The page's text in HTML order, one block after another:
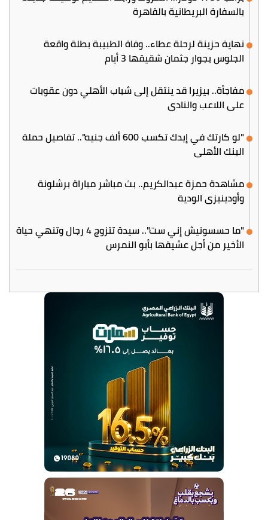
بالسفارة البريطانية بالقاهرة
نهاية حزينة لرحلة عطاء.. وفاة الطبيبة بطلة واقعة
الجلوس بجوار جثمان شقيقها 3 أيام
مفاجأة.. بيزيرا قد ينتقل إلى شباب الأهلي دون عقوبات
على اللاعب والنادي
"لو كارتك في إيدك تكسب 600 ألف جنيه".. تفاصيل حملة
البنك الأهلي
مشاهدة حمزة عبدالكريم.. بث مباشر مباراة برشلونة
وأودينيزي الودية
"ما حسسونيش إني ست".. سيدة تتزوج 4 رجال وتنهي حياة
الأخير من أجل عشيقها بأبو النمرس